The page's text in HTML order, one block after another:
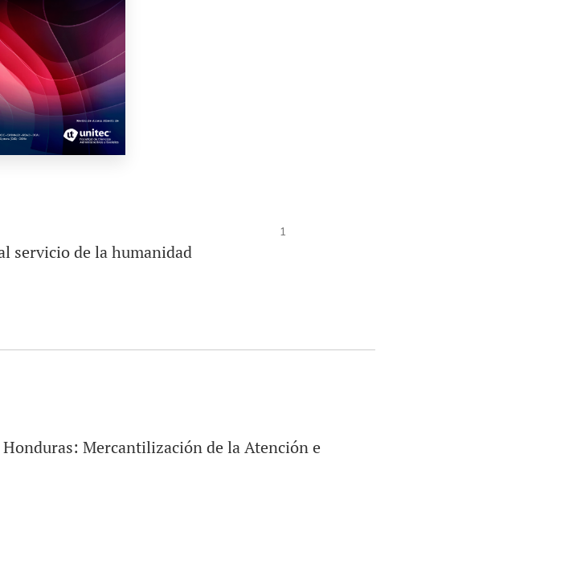
1
servicio de la humanidad
Mercantilización de la Atención e